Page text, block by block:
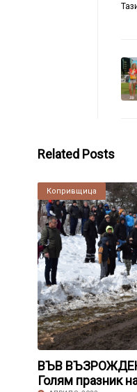
Related Posts
Копривщица
ВЪВ
Голям празник